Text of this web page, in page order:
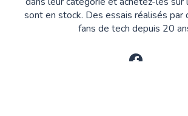
sont en stock. Des essais réalisés
fans de tech depuis 20